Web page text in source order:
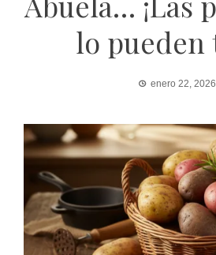
lo pueden
enero 22, 2026